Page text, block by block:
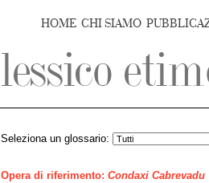
HOME CHI SIAMO
Seleziona un glossario:
Opera di riferimento: Condaxi Cabrevadu